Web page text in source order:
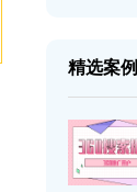
精选案例